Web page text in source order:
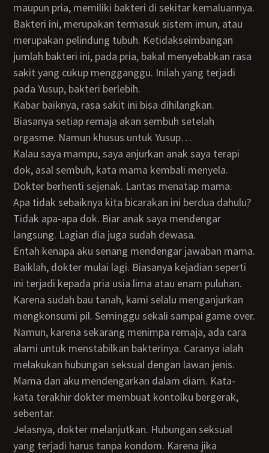
maupun pria, memiliki bakteri di sekitar kemaluannya.
Bakteri ini, merupakan termasuk sistem imun, atau
merupakan pelindung tubuh. Ketidakseimbangan
jumlah bakteri ini, pada pria, bakal menyebabkan rasa
sakit yang cukup mengganggu. Inilah yang terjadi
pada Yusup, bakteri berlebih.
Kabar baiknya, rasa sakit ini bisa dihilangkan.
Biasanya setiap remaja akan sembuh setelah
orgasme. Namun khusus untuk Yusup…
Kalau saya mampu, saya anjurkan anak saya terapi
dok, asal sembuh, kata mama kembali menyela.
Dokter berhenti sejenak. Lantas menatap mama.
Apa tidak sebaiknya kita bicarakan ini berdua dahulu?
Tidak apa-apa dok. Biar anak saya mendengar
langsung. Lagian dia juga sudah dewasa.
Entah kenapa aku senang mendengar jawaban mama.
Baiklah, dokter mulai lagi. Biasanya kejadian seperti
ini terjadi kepada pria usia lima atau enam puluhan.
Karena sudah bau tanah, kami selalu menganjurkan
mengkonsumi pil. Seminggu sekali sampai game over.
Namun, karena sekarang menimpa remaja, ada cara
alami untuk menstabilkan bakterinya. Caranya ialah
melakukan hubungan seksual dengan lawan jenis.
Mama dan aku mendengarkan dalam diam. Kata-
kata terakhir dokter membuat kontolku bergerak,
sebentar.
Jelasnya, dokter melanjutkan. Hubungan seksual
yang terjadi harus tanpa kondom. Karena jika